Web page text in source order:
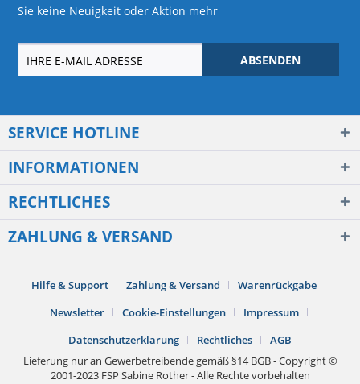
Sie keine Neuigkeit oder Aktion mehr
ABSENDEN
SERVICE HOTLINE
INFORMATIONEN
RECHTLICHES
ZAHLUNG & VERSAND
Hilfe & Support Zahlung & Versand
Warenrückgabe
Newsletter
Cookie-Einstellungen
Impressum
Datenschutzerklärung
Rechtliches
AGB
Lieferung nur an Gewerbetreibende gemäß §14 BGB - Copyright ©
2001-2023 FSP Sabine Rother - Alle Rechte vorbehalten